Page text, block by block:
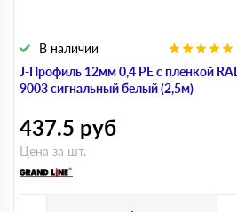
J-Профиль 12мм 0,4 PE с пленкой RAL
9003 сигнальный белый (2,5м)
В наличии
437.5 руб
Цена за шт.